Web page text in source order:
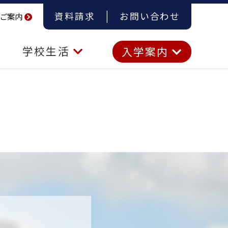
案内 資料請求 お問い合わせ
学校生活 入学案内